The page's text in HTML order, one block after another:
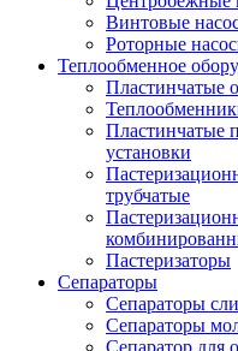
Винтовые
Роторные
Теплообменное
Пластинчатые
Пластинчатые
установки
трубчатые
Пастеризаторы
Сепараторы
Сепараторы
Сепараторы
Сепаратор для